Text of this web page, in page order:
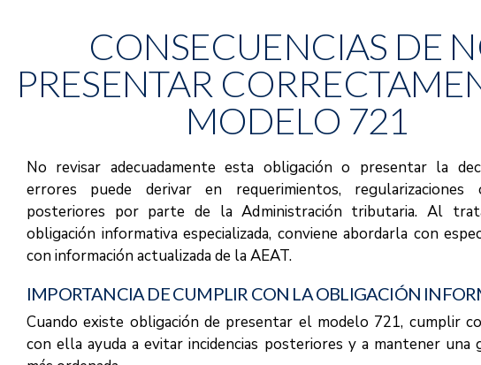
CONSECUENCIAS DE
PRESENTAR
MODELO 721
No revisar adecuadamente esta obligación o presentar la
errores puede derivar en requerimientos, regularizaciones
posteriores por parte de la Administración tributaria. Al
obligación informativa especializada, conviene abordarla con
con información actualizada de la AEAT.
IMPORTANCIA DE CUMPLIR CON LA OBLIGACIÓN
Cuando existe obligación de presentar el modelo 721, cumplir
con ella ayuda a evitar incidencias posteriores y a mantener una